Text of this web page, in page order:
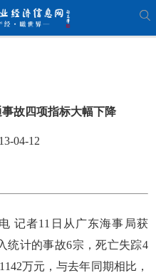
故四项指标大幅下降
04-12
者11日从广东海事局获
统计的事故6宗，死亡失踪4
万元，与去年同期相比，